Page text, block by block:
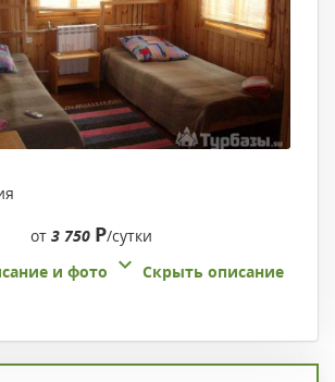
от 3 750 Р/сутки
и фото
Скрыть описание